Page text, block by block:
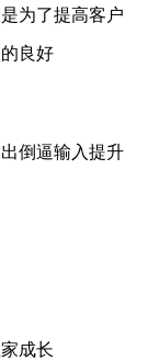
为了提高客户
良好
倒逼输入提升
成长